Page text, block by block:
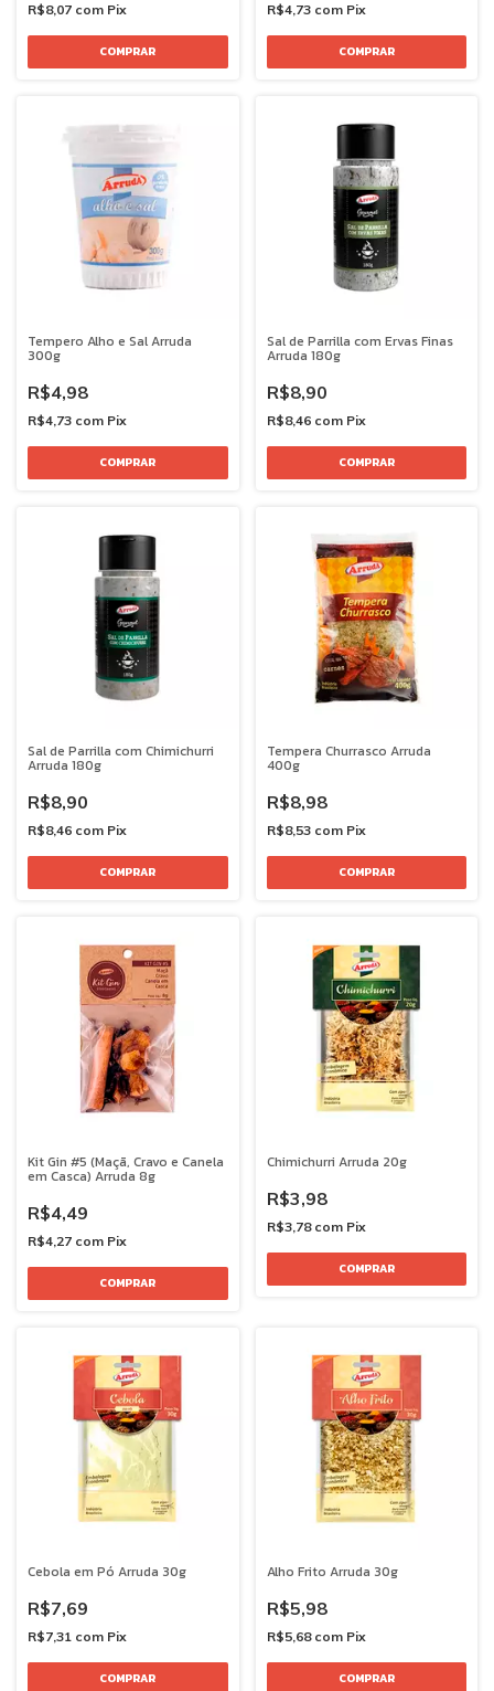
R$8,07 com Pix R$4,73 com Pix
Tempero Alho e Sal Arruda
300g
R$4,98
R$4,73 com Pix
Sal de Parrilla com Ervas Finas
Arruda 180g
R$8,90
R$8,46 com Pix
Sal de Parrilla com Chimichurri
Arruda 180g
R$8,90
R$8,46 com Pix
Tempera Churrasco Arruda
400g
R$8,98
R$8,53 com Pix
Kit Gin #5 (Maçã, Cravo e Canela
em Casca) Arruda 8g
R$4,49
R$4,27 com Pix
Chimichurri Arruda 20g
R$3,98
R$3,78 com Pix
Cebola em Pó Arruda 30g
R$7,69
R$7,31 com Pix
Alho Frito Arruda 30g
R$5,98
R$5,68 com Pix